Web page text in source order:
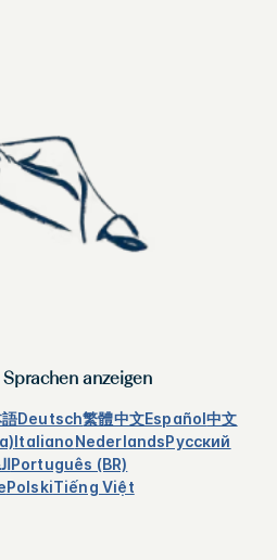
Sprachen anzeigen
Deutsch繁體中文Español中文
ItalianoNederlandsРусский
Português (BR)
PolskiTiếng Việt